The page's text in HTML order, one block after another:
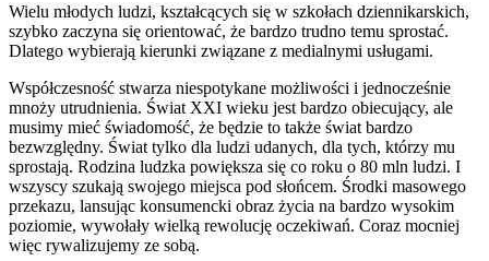
Wielu młodych ludzi, kształcących się w szkołach dziennikarskich,
szybko zaczyna się orientować, że bardzo trudno temu sprostać.
Dlatego wybierają kierunki związane z medialnymi usługami.
Współczesność stwarza niespotykane możliwości i jednocześnie
mnoży utrudnienia. Świat XXI wieku jest bardzo obiecujący, ale
musimy mieć świadomość, że będzie to także świat bardzo
bezwzględny. Świat tylko dla ludzi udanych, dla tych, którzy mu
sprostają. Rodzina ludzka powiększa się co roku o 80 mln ludzi. I
wszyscy szukają swojego miejsca pod słońcem. Środki masowego
przekazu, lansując konsumencki obraz życia na bardzo wysokim
poziomie, wywołały wielką rewolucję oczekiwań. Coraz mocniej
więc rywalizujemy ze sobą.